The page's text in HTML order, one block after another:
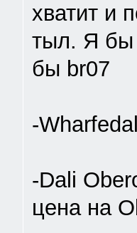
хватит и
тыл. Я бы
бы br07
-
-Dali
цена на